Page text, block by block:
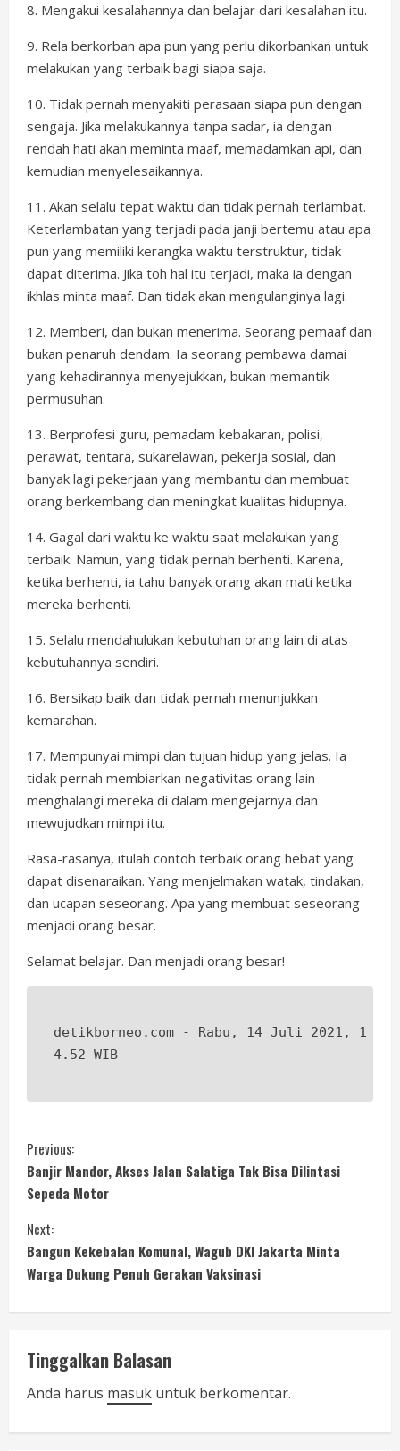
8. Mengakui kesalahannya dan belajar dari kesalahan itu.
9. Rela berkorban apa pun yang perlu dikorbankan untuk
melakukan yang terbaik bagi siapa saja.
10. Tidak pernah menyakiti perasaan siapa pun dengan
sengaja. Jika melakukannya tanpa sadar, ia dengan
rendah hati akan meminta maaf, memadamkan api, dan
kemudian menyelesaikannya.
11. Akan selalu tepat waktu dan tidak pernah terlambat.
Keterlambatan yang terjadi pada janji bertemu atau apa
pun yang memiliki kerangka waktu terstruktur, tidak
dapat diterima. Jika toh hal itu terjadi, maka ia dengan
ikhlas minta maaf. Dan tidak akan mengulanginya lagi.
12. Memberi, dan bukan menerima. Seorang pemaaf dan
bukan penaruh dendam. Ia seorang pembawa damai
yang kehadirannya menyejukkan, bukan memantik
permusuhan.
13. Berprofesi guru, pemadam kebakaran, polisi,
perawat, tentara, sukarelawan, pekerja sosial, dan
banyak lagi pekerjaan yang membantu dan membuat
orang berkembang dan meningkat kualitas hidupnya.
14. Gagal dari waktu ke waktu saat melakukan yang
terbaik. Namun, yang tidak pernah berhenti. Karena,
ketika berhenti, ia tahu banyak orang akan mati ketika
mereka berhenti.
15. Selalu mendahulukan kebutuhan orang lain di atas
kebutuhannya sendiri.
16. Bersikap baik dan tidak pernah menunjukkan
kemarahan.
17. Mempunyai mimpi dan tujuan hidup yang jelas. Ia
tidak pernah membiarkan negativitas orang lain
menghalangi mereka di dalam mengejarnya dan
mewujudkan mimpi itu.
Rasa-rasanya, itulah contoh terbaik orang hebat yang
dapat disenaraikan. Yang menjelmakan watak, tindakan,
dan ucapan seseorang. Apa yang membuat seseorang
menjadi orang besar.
Selamat belajar. Dan menjadi orang besar!
detikborneo.com - Rabu, 14 Juli 2021, 1
4.52 WIB
C
o
n
t
i
n
u
Previous:
Banjir Mandor, Akses Jalan Salatiga Tak Bisa Dilintasi
Sepeda Motor
Next:
Bangun Kekebalan Komunal, Wagub DKI Jakarta Minta
Warga Dukung Penuh Gerakan Vaksinasi
Tinggalkan Balasan
Anda harus masuk untuk berkomentar.